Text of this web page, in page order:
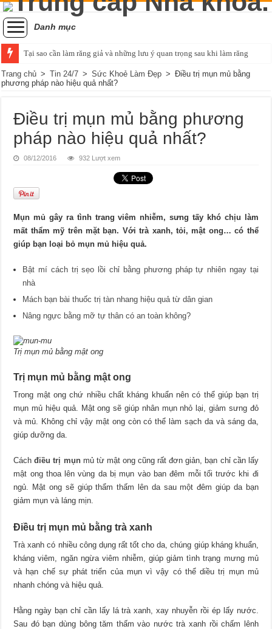
Danh mục
Tại sao cần làm răng giả và những lưu ý quan trọng sau khi làm răng
Trang chủ > Tin 24/7 > Sức Khoẻ Làm Đẹp > Điều trị mụn mủ bằng
phương pháp nào hiệu quả nhất?
Điều trị mụn mủ bằng phương
pháp nào hiệu quả nhất?
08/12/2016 932 Lượt xem
Mụn mủ gây ra tình trang viêm nhiễm, sưng tấy khó chịu làm
mất thẩm mỹ trên mặt bạn. Với trà xanh, tỏi, mật ong… có thể
giúp bạn loại bỏ mụn mủ hiệu quả.
Bật mí cách trị sẹo lồi chỉ bằng phương pháp tự nhiên ngay tại
nhà
Mách bạn bài thuốc trị tàn nhang hiệu quả từ dân gian
Nâng ngực bằng mỡ tự thân có an toàn không?
Trị mụn mủ bằng mật ong
Trị mụn mủ bằng mật ong
Trong mật ong chứ nhiều chất kháng khuẩn nên có thể giúp bạn trị
mụn mủ hiệu quả. Mật ong sẽ giúp nhân mụn nhỏ lại, giảm sưng đỏ
và mủ. Không chỉ vậy mật ong còn có thể làm sạch da và sáng da,
giúp dưỡng da.
Cáchđiều trị mụnmủ từ mật ong cũng rất đơn giản, bạn chỉ cần lấy
mật ong thoa lên vùng da bị mụn vào ban đêm mỗi tối trước khi đi
ngủ. Mật ong sẽ giúp thẩm thấm lên da sau một đêm giúp da bạn
giảm mụn và láng mịn.
Điều trị mụn mủ bằng trà xanh
Trà xanh có nhiều công dụng rất tốt cho da, chúng giúp kháng khuẩn,
kháng viêm, ngăn ngừa viêm nhiễm, giúp giảm tình trạng mưng mủ
và hạn chế sự phát triển của mụn vì vậy có thể diều trị mụn mủ
nhanh chóng và hiệu quả.
Hằng ngày bạn chỉ cần lấy lá trà xanh, xay nhuyễn rồi ép lấy nước.
Sau đó bạn dùng bông tăm thấm vào nước trà xanh rồi chấm lênh